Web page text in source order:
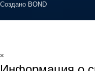
Создано BOND
×